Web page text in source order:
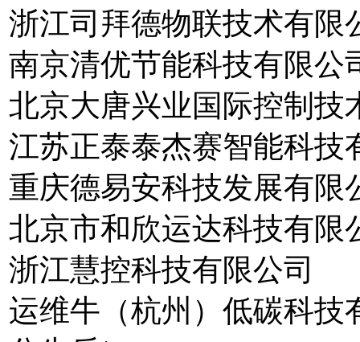
浙江司拜德物联技术有限
南京清优节能科技有限公
北京大唐兴业国际控制技
江苏正泰泰杰赛智能科技
重庆德易安科技发展有
北京市和欣运达科技有限
浙江慧控科技有限公司
运维牛（杭州）低